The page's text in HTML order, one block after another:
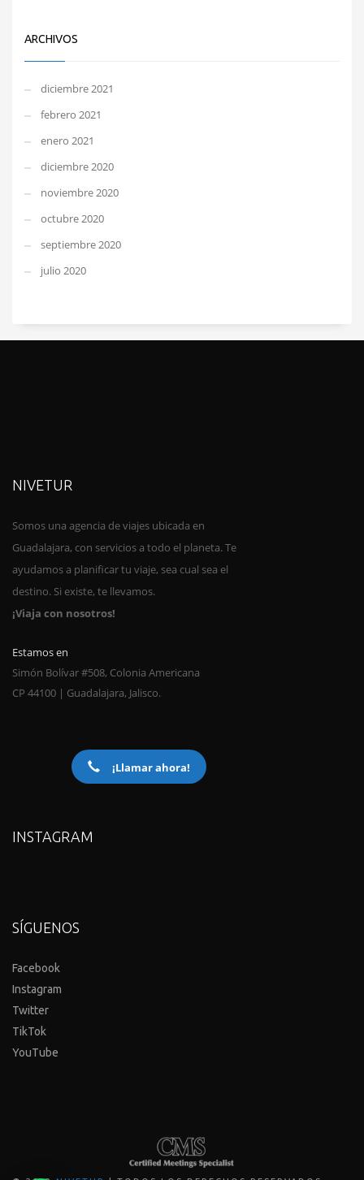
ARCHIVOS
diciembre 2021
febrero 2021
enero 2021
diciembre 2020
noviembre 2020
octubre 2020
septiembre 2020
julio 2020
NIVETUR
Somos una agencia de viajes ubicada en
Guadalajara, con servicios a todo el planeta. Te
ayudamos a planificar tu viaje, sea cual sea el
destino. Si existe, te llevamos.
¡Viaja con nosotros!
Estamos en
Simón Bolívar #508, Colonia Americana
CP 44100 | Guadalajara, Jalisco.
¡Llamar ahora!
INSTAGRAM
SÍGUENOS
Facebook
Instagram
Twitter
TikTok
YouTube